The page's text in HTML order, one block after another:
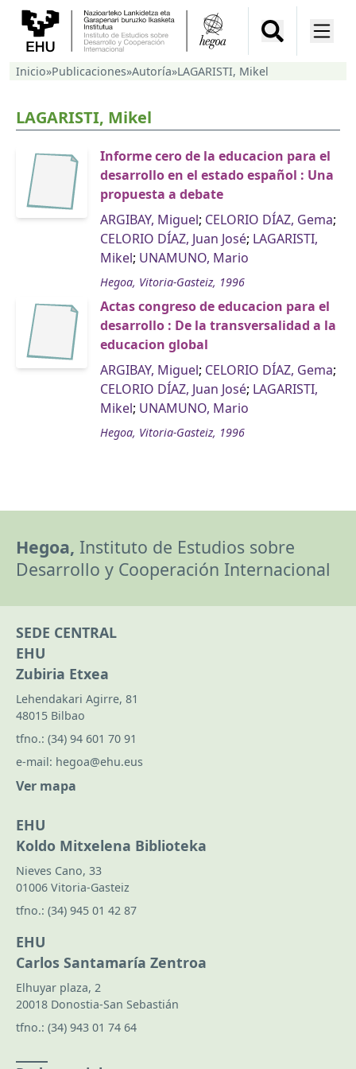
Inicio»Publicaciones»Autoría»LAGARISTI, Mikel
LAGARISTI, Mikel
Informe cero de la educacion para el
desarrollo en el estado español : Una
propuesta a debate
ARGIBAY, Miguel; CELORIO DÍAZ, Gema;
CELORIO DÍAZ, Juan José; LAGARISTI,
Mikel; UNAMUNO, Mario
Hegoa, Vitoria-Gasteiz, 1996
Actas congreso de educacion para el
desarrollo : De la transversalidad a la
educacion global
ARGIBAY, Miguel; CELORIO DÍAZ, Gema;
CELORIO DÍAZ, Juan José; LAGARISTI,
Mikel; UNAMUNO, Mario
Hegoa, Vitoria-Gasteiz, 1996
Hegoa, Instituto de Estudios sobre
Desarrollo y Cooperación Internacional
SEDE CENTRAL
EHU
Zubiria Etxea
Lehendakari Agirre, 81
48015 Bilbao
tfno.: (34) 94 601 70 91
e-mail: hegoa@ehu.eus
Ver mapa
EHU
Koldo Mitxelena Biblioteka
Nieves Cano, 33
01006 Vitoria-Gasteiz
tfno.: (34) 945 01 42 87
EHU
Carlos Santamaría Zentroa
Elhuyar plaza, 2
20018 Donostia-San Sebastián
tfno.: (34) 943 01 74 64